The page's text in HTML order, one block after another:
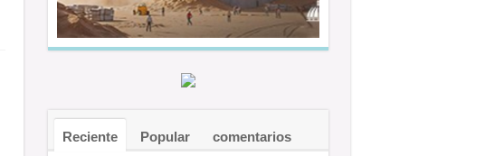
Reciente Popular comentarios